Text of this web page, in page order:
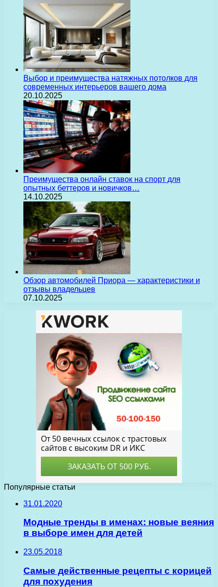
Выбор и преимущества натяжных потолков для
современных интерьеров вашего дома
20.10.2025
Преимущества онлайн ставок на спорт для
опытных беттеров и новичков…
14.10.2025
Обзор автомобилей Приора — характеристики и
отзывы владельцев
07.10.2025
Популярные статьи
31.01.2020
Модные тренды в именах: новые веяния
в выборе имен для детей
23.05.2018
Самые действенные рецепты с корицей
для похудения